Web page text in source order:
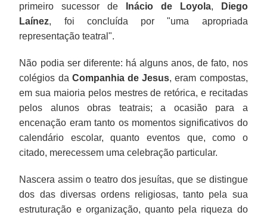
primeiro sucessor de
Inácio de Loyola,
Diego
Laínez, foi concluída por "uma apropriada
representação teatral".
Não podia ser diferente: há alguns anos, de fato, nos
colégios da Companhia de Jesus, eram compostas,
em sua maioria pelos mestres de retórica, e recitadas
pelos alunos obras teatrais; a ocasião para a
encenação eram tanto os momentos significativos do
calendário escolar, quanto eventos que, como o
citado, merecessem uma celebração particular.
Nascera assim o teatro dos jesuítas, que se distingue
dos das diversas ordens religiosas, tanto pela sua
estruturação e organização, quanto pela riqueza do